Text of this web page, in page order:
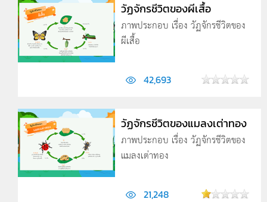
วัฏจักรชีวิตของผีเสื้อ
ภาพประกอบ เรื่อง วัฏจักรชีวิตของ
ผีเสื้อ
42,693
วัฏจักรชีวิตของแมลงเต่าทอง
ภาพประกอบ เรื่อง วัฏจักรชีวิตของ
แมลงเต่าทอง
21,248